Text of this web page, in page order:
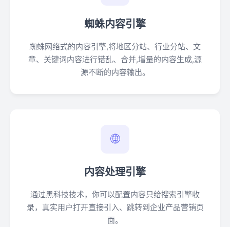
蜘蛛内容引擎
蜘蛛网络式的内容引擎,将地区分站、行业分站、文
章、关键词内容进行错乱、合并,增量的内容生成,源
源不断的内容输出。
🌐
内容处理引擎
通过黑科技技术，你可以配置内容只给搜索引擎收
录，真实用户打开直接引入、跳转到企业产品营销页
面。